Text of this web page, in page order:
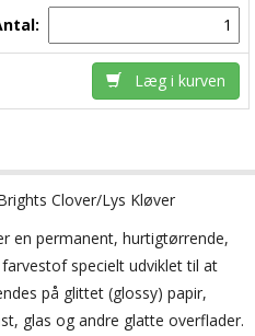
Læg i kurven
Clover/Lys Kløver
en permanent, hurtigtørrende,
specielt udviklet til at
på glittet (glossy) papir,
, glas og andre glatte overflader.